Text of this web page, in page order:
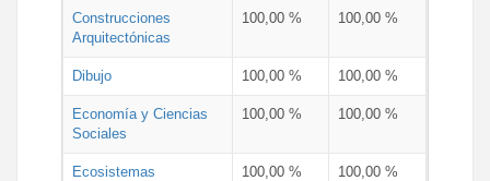
Construcciones
Arquitectónicas
100,00 % 100,00 %
Dibujo 100,00 % 100,00 %
Economía y Ciencias
Sociales
100,00 % 100,00 %
Ecosistemas
100,00 % 100,00 %